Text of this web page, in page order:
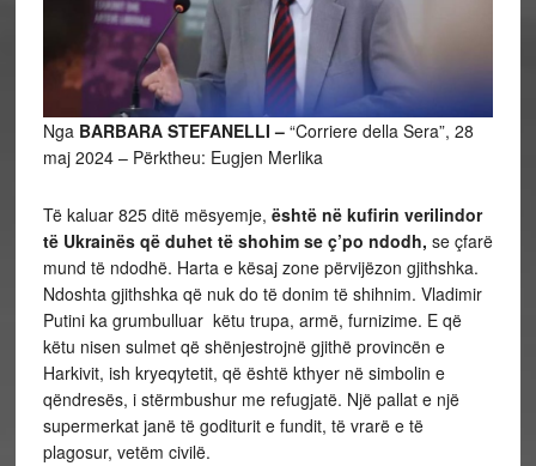
Nga BARBARA STEFANELLI – “Corriere della Sera”, 28
maj 2024 – Përktheu: Eugjen Merlika
Të kaluar 825 ditë mësyemje, është në kufirin verilindor
të Ukrainës që duhet të shohim se ç’po ndodh, se çfarë
mund të ndodhë. Harta e kësaj zone përvijëzon gjithshka.
Ndoshta gjithshka që nuk do të donim të shihnim. Vladimir
Putini ka grumbulluar këtu trupa, armë, furnizime. E që
këtu nisen sulmet që shënjestrojnë gjithë provincën e
Harkivit, ish kryeqytetit, që është kthyer në simbolin e
qëndresës, i stërmbushur me refugjatë. Një pallat e një
supermerkat janë të goditurit e fundit, të vrarë e të
plagosur, vetëm civilë.